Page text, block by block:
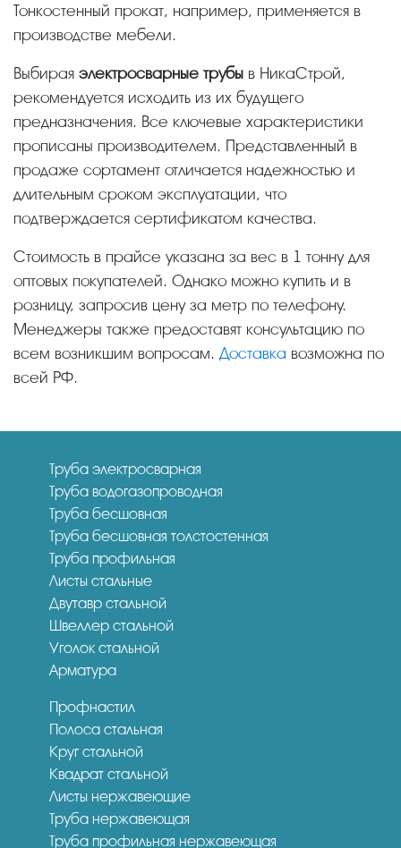
Тонкостенный прокат, например, применяется в
производстве мебели.
Выбирая электросварные трубы в НикаСтрой,
рекомендуется исходить из их будущего
предназначения. Все ключевые характеристики
прописаны производителем. Представленный в
продаже сортамент отличается надежностью и
длительным сроком эксплуатации, что
подтверждается сертификатом качества.
Стоимость в прайсе указана за вес в 1 тонну для
оптовых покупателей. Однако можно купить и в
розницу, запросив цену за метр по телефону.
Менеджеры также предоставят консультацию по
всем возникшим вопросам. Доставка возможна по
всей РФ.
Труба электросварная
Труба водогазопроводная
Труба бесшовная
Труба бесшовная толстостенная
Труба профильная
Листы стальные
Двутавр стальной
Швеллер стальной
Уголок стальной
Арматура
Профнастил
Полоса стальная
Круг стальной
Квадрат стальной
Листы нержавеющие
Труба нержавеющая
Труба профильная нержавеющая